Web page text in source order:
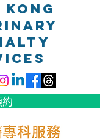
KONG